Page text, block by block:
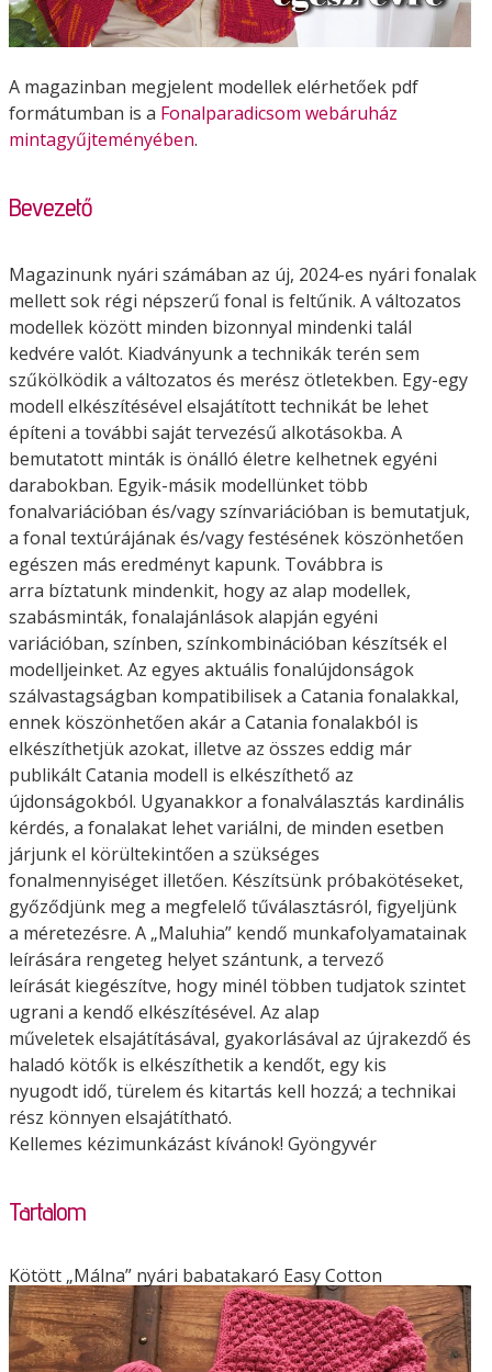
A magazinban megjelent modellek elérhetőek pdf
formátumban is a Fonalparadicsom webáruház
mintagyűjteményében.
Bevezető
Magazinunk nyári számában az új, 2024-es nyári fonalak
mellett sok régi népszerű fonal is feltűnik. A változatos
modellek között minden bizonnyal mindenki talál
kedvére valót. Kiadványunk a technikák terén sem
szűkölködik a változatos és merész ötletekben. Egy-egy
modell elkészítésével elsajátított technikát be lehet
építeni a további saját tervezésű alkotásokba. A
bemutatott minták is önálló életre kelhetnek egyéni
darabokban. Egyik-másik modellünket több
fonalvariációban és/vagy színvariációban is bemutatjuk,
a fonal textúrájának és/vagy festésének köszönhetően
egészen más eredményt kapunk. Továbbra is
arra bíztatunk mindenkit, hogy az alap modellek,
szabásminták, fonalajánlások alapján egyéni
variációban, színben, színkombinációban készítsék el
modelljeinket. Az egyes aktuális fonalújdonságok
szálvastagságban kompatibilisek a Catania fonalakkal,
ennek köszönhetően akár a Catania fonalakból is
elkészíthetjük azokat, illetve az összes eddig már
publikált Catania modell is elkészíthető az
újdonságokból. Ugyanakkor a fonalválasztás kardinális
kérdés, a fonalakat lehet variálni, de minden esetben
járjunk el körültekintően a szükséges
fonalmennyiséget illetően. Készítsünk próbakötéseket,
győződjünk meg a megfelelő tűválasztásról, figyeljünk
a méretezésre. A „Maluhia” kendő munkafolyamatainak
leírására rengeteg helyet szántunk, a tervező
leírását kiegészítve, hogy minél többen tudjatok szintet
ugrani a kendő elkészítésével. Az alap
műveletek elsajátításával, gyakorlásával az újrakezdő és
haladó kötők is elkészíthetik a kendőt, egy kis
nyugodt idő, türelem és kitartás kell hozzá; a technikai
rész könnyen elsajátítható.
Kellemes kézimunkázást kívánok! Gyöngyvér
Tartalom
Kötött „Málna” nyári babatakaró Easy Cotton